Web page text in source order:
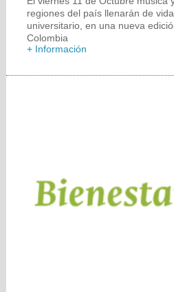
regiones del país llenarán de
universitario, en una nueva
Colombia
+ Información